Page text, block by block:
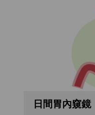
日間胃內窺鏡